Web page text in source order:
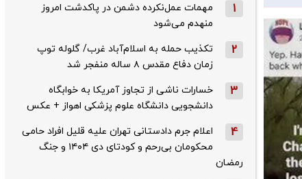
1
مهمات عمل‌نکرده دشمن در پاکدشت امروز
منهدم می‌شود
2
تکذیب حمله به اسلام‌آباد غرب/ گلوله توپ
زمان دفاع مقدس ۸ ساله منفجر شد
3
خسارات ناشی از تجاوز آمریکا به خوابگاه
دانشجویی دانشگاه علوم پزشکی اهواز + عکس
4
اعلام جرم دادستانی تهران علیه قلیل افراد حامی
محکومان بی‌رحم و کودتای دی‌ ۱۴۰۴ و جنگ
رمضان